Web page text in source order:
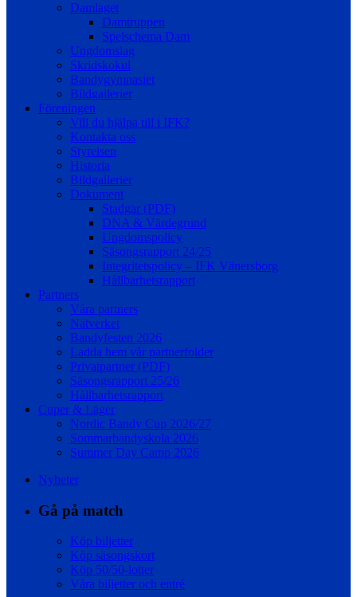
Damlaget
Damtruppen
Spelschema Dam
Ungdomslag
Skridskokul
Bandygymnasiet
Bildgallerier
Föreningen
Vill du hjälpa till i IFK?
Kontakta oss
Styrelsen
Historia
Bildgallerier
Dokument
Stadgar (PDF)
DNA & Värdegrund
Ungdomspolicy
Säsongsrapport 24/25
Integritetspolicy – IFK Vänersborg
Hållbarhetsrapport
Partners
Våra partners
Nätverket
Bandyfesten 2026
Ladda hem vår partnerfolder
Privatpartner (PDF)
Säsongsrapport 25/26
Hållbarhetsrapport
Cuper & Läger
Nordic Bandy Cup 2026/27
Sommarbandyskola 2026
Summer Day Camp 2026
Nyheter
Gå på match
Köp biljetter
Köp säsongskort
Köp 50/50-lotter
Våra biljetter och entré